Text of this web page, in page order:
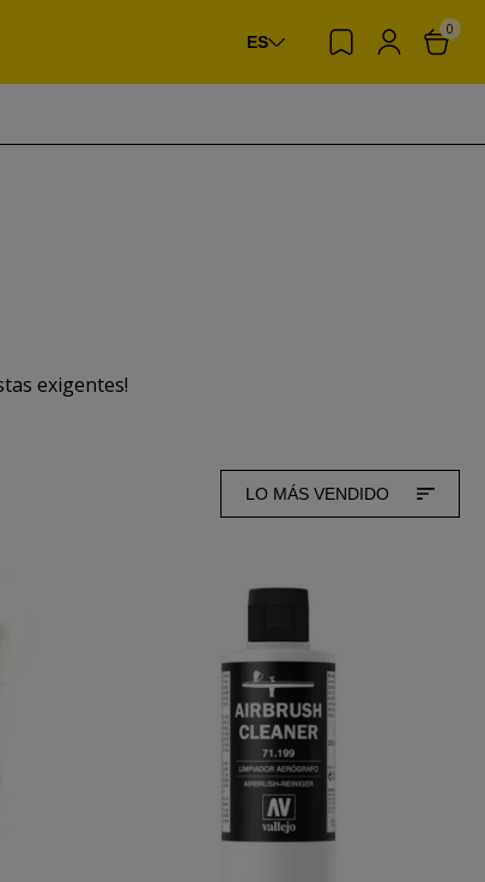
ES
0
exigentes!
LO MÁS VENDIDO